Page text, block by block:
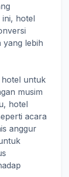
ini, hotel
yang lebih
hotel untuk
musim
hotel
acara
anggur